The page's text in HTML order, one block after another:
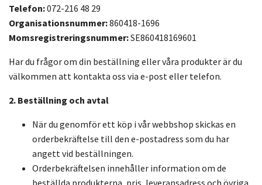
Telefon:072-216 48 29
Organisationsnummer:860418-1696
Momsregistreringsnummer:SE860418169601
Har du frågor om din beställning eller våra produkter är du
välkommen att kontakta oss via e-post eller telefon.
2. Beställning och avtal
När du genomför ett köp i vår webbshop skickas en
orderbekräftelse till den e-postadress som du har
angett vid beställningen.
Orderbekräftelsen innehåller information om de
beställda produkterna, pris, leveransadress och övriga